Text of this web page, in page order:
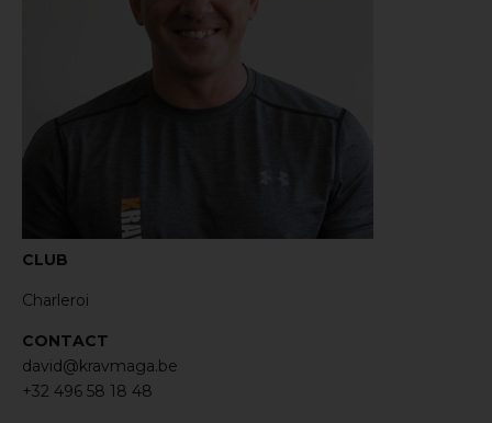
CLUB
Charleroi
CONTACT
david@kravmaga.be
+32 496 58 18 48